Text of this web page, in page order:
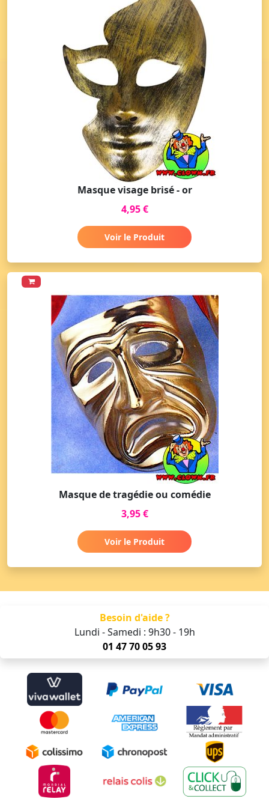
Masque visage brisé - or
4,95 €
Voir le Produit
Masque de tragédie ou comédie
3,95 €
Voir le Produit
Besoin d'aide ?
Lundi - Samedi : 9h30 - 19h
01 47 70 05 93